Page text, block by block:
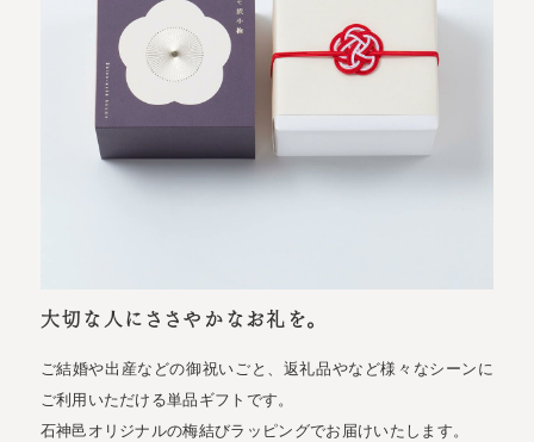
大切な人にささやかなお礼を。
ご結婚や出産などの御祝いごと、返礼品やなど様々なシーンに
ご利用いただける単品ギフトです。
石神邑オリジナルの梅結びラッピングでお届けいたします。